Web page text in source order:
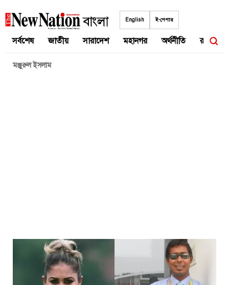
to
English ই-পেপার
সর্বশেষ জাতীয় সারাদেশ মহানগর অর্থনীতি রাজনীতি
মঞ্জুরুল ইসলাম